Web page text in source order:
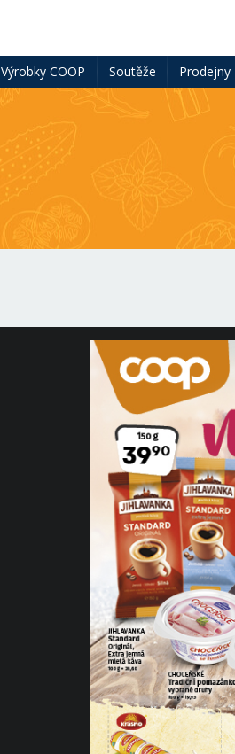
Výrobky COOP Soutěže Prodejny